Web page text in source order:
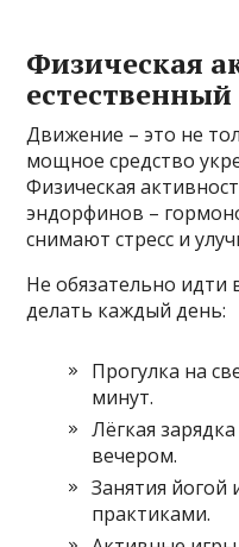
Физическая
естественный
Движение – это не
мощное средство
Физическая
эндорфинов –
снимают стресс и
Не обязательно идти
делать каждый день:
Прогулка на
минут.
Лёгкая
вечером.
Занятия
практиками.